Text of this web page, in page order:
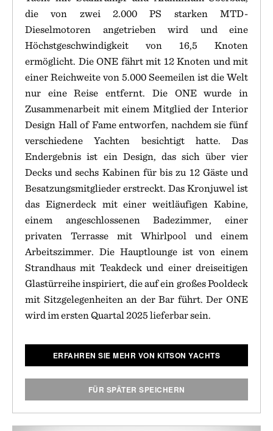
die von zwei 2.000 PS starken MTD-
Dieselmotoren angetrieben wird und eine
Höchstgeschwindigkeit von 16,5 Knoten
ermöglicht. Die ONE fährt mit 12 Knoten und mit
einer Reichweite von 5.000 Seemeilen ist die Welt
nur eine Reise entfernt. Die ONE wurde in
Zusammenarbeit mit einem Mitglied der Interior
Design Hall of Fame entworfen, nachdem sie fünf
verschiedene Yachten besichtigt hatte. Das
Endergebnis ist ein Design, das sich über vier
Decks und sechs Kabinen für bis zu 12 Gäste und
Besatzungsmitglieder erstreckt. Das Kronjuwel ist
das Eignerdeck mit einer weitläufigen Kabine,
einem angeschlossenen Badezimmer, einer
privaten Terrasse mit Whirlpool und einem
Arbeitszimmer. Die Hauptlounge ist von einem
Strandhaus mit Teakdeck und einer dreiseitigen
Glastürreihe inspiriert, die auf ein großes Pooldeck
mit Sitzgelegenheiten an der Bar führt. Der ONE
wird im ersten Quartal 2025 lieferbar sein.
ERFAHREN SIE MEHR VON KITSON YACHTS
FÜR SPÄTER SPEICHERN